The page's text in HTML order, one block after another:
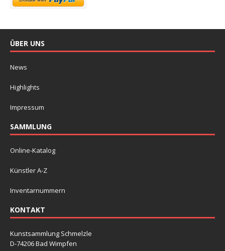
ÜBER UNS
News
Highlights
Impressum
SAMMLUNG
Online-Katalog
Künstler A-Z
Inventarnummern
KONTAKT
Kunstsammlung Schmelzle
D-74206 Bad Wimpfen